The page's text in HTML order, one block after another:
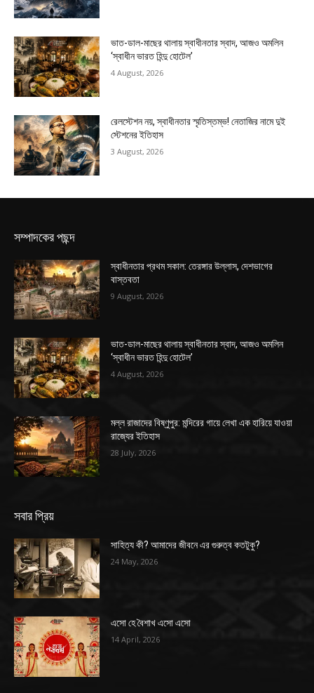
ভাত-ডাল-মাছের থালায় স্বাধীনতার স্বাদ, আজও অমলিন
‘স্বাধীন ভারত হিন্দু হোটেল’
4 August, 2026
রেলস্টেশন নয়, স্বাধীনতার স্মৃতিস্তম্ভ! নেতাজির নামে দুই
স্টেশনের ইতিহাস
3 August, 2026
সম্পাদকের পছন্দ
স্বাধীনতার প্রথম সকাল: তেরঙ্গার উল্লাস, দেশভাগের
বাস্তবতা
9 August, 2026
ভাত-ডাল-মাছের থালায় স্বাধীনতার স্বাদ, আজও অমলিন
‘স্বাধীন ভারত হিন্দু হোটেল’
4 August, 2026
মল্ল রাজাদের বিষ্ণুপুর: মন্দিরের গায়ে লেখা এক হারিয়ে যাওয়া
রাজ্যের ইতিহাস
28 July, 2026
সবার প্রিয়
সাহিত্য কী? আমাদের জীবনে এর গুরুত্ব কতটুকু?
24 May, 2026
এসো হে বৈশাখ এসো এসো
14 April, 2026